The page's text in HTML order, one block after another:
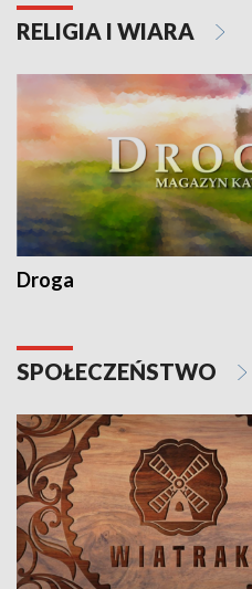
RELIGIA I WIARA
Droga
SPOŁECZEŃSTWO